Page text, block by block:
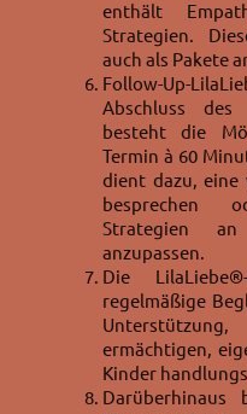
enthält
Strategien.
auch als Pakete
Follow-Up-
Abschluss des
besteht die
Termin à 60
dient dazu, eine
besprechen
Strategien an
anzupassen.
Die
regelmäßige
ermächtigen,
Kinder